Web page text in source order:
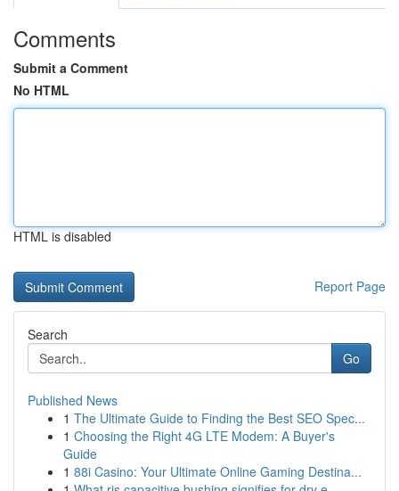
Comments
Submit a Comment
No HTML
HTML is disabled
Report Page
Search
Go
Published News
1 The Ultimate Guide to Finding the Best SEO Spec...
1 Choosing the Right 4G LTE Modem: A Buyer's
Guide
1 88i Casino: Your Ultimate Online Gaming Destina...